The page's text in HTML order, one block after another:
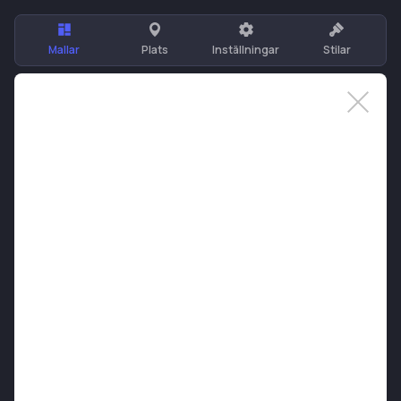
Mallar Plats Inställningar Stilar